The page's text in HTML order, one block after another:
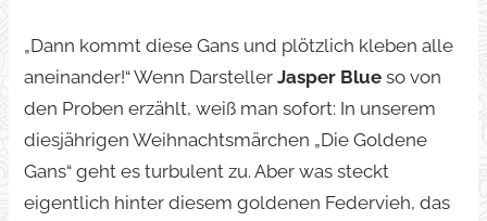
„Dann kommt diese Gans und plötzlich kleben alle
aneinander!“ Wenn Darsteller Jasper Blueso von
den Proben erzählt, weiß man sofort: In unserem
diesjährigen Weihnachtsmärchen „Die Goldene
Gans“ geht es turbulent zu. Aber was steckt
eigentlich hinter diesem goldenen Federvieh, das